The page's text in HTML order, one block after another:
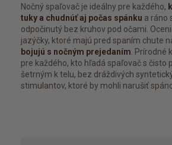
tedy znovu a k mému
překvapení, opět se to
rozjelo. Dnes mám už
sedm kilo dole a jsem
nadšená. Začal ho brát i
můj manžel a i on
Nočný spaľovač je ideálny pre každého,
tuky a chudnúť aj počas spánku a ráno
odpočinutý bez kruhov pod očami.
jazýčky, ktoré majú pred spaním chute
bojujú s nočným prejedaním. Prírodné
pre každého, kto hľadá spaľovač s čisto
šetrným k telu, bez dráždivých
stimulantov, ktoré by mohli narušiť